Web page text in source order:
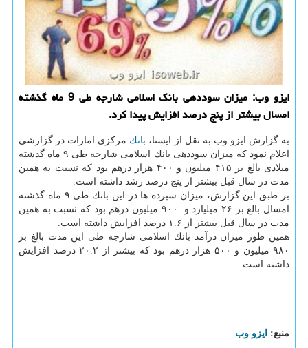
ایزو وب: میزان سوددهی بانك اسلامی شارجه طی 9 ماه گذشته
امسال بیشتر از پنج درصد افزایش پیدا كرد.
به گزارش ایزو وب به نقل از ایسنا، بانك مركزی امارات در گزارشی
اعلام نمود كه میزان سوددهی بانك اسلامی شارجه طی ۹ ماه گذشته
میلادی بالغ بر ۴۱۵ میلیون و ۴۰۰ هزار درهم بود كه نسبت به همین
مدت در سال قبل بیشتر از پنج درصد رشد داشته است.
بر طبق این گزارش، میزان سپرده ها در این بانك طی ۹ ماه گذشته
امسال بالغ بر ۲۶ میلیارد و. ۹۰۰ میلیون درهم بود كه نسبت به همین
مدت در سال قبل بیشتر از ۱.۶ درصد افزایش داشته است.
همین طور میزان درآمد بانك اسلامی شارجه طی این مدت بالغ بر
۹۸۰ میلیون و ۵۰۰ هزار درهم بود كه بیشتر از ۲۰.۲ درصد افزایش
داشته است.
منبع: ایزو وب